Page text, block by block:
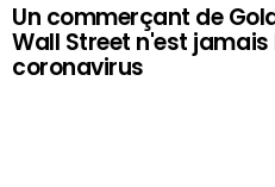
Un commerçant de
Wall Street n'est
coronavirus